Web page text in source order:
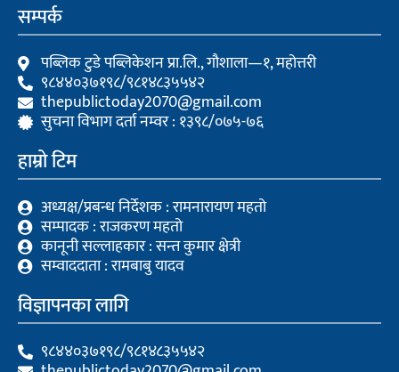
o
k
r e
सम्पर्क
पब्लिक टुडे पब्लिकेशन प्रा.लि., गौशाला—१, महोत्तरी
९८४४०३७१९८/९८१४८३५५४२
thepublictoday2070@gmail.com
सुचना विभाग दर्ता नम्वर : १३९८/०७५-७६
हाम्रो टिम
अध्यक्ष/प्रबन्ध निर्देशक : रामनारायण महतो
सम्पादक : राजकरण महतो
कानूनी सल्लाहकार : सन्त कुमार क्षेत्री
सम्वाददाता : रामबाबु यादव
विज्ञापनका लागि
९८४४०३७१९८/९८१४८३५५४२